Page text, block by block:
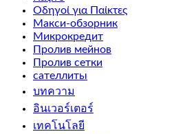
Οδηγοί για Παίκτες
Макси-обзорник
Микрокредит
Пролив мейнов
Пролив сетки
сателлиты
บทความ
อินเวอร์เตอร์
เทคโนโลยี